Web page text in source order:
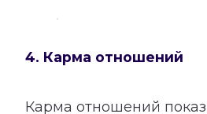
4. Карма отношений
Карма отношений